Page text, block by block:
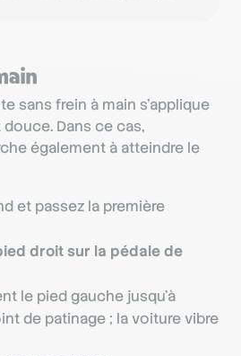
sans frein à main s’applique
Dans ce cas,
également à atteindre le
et passez la première
droit sur la pédale de
le pied gauche jusqu’à
de patinage ; la voiture vibre